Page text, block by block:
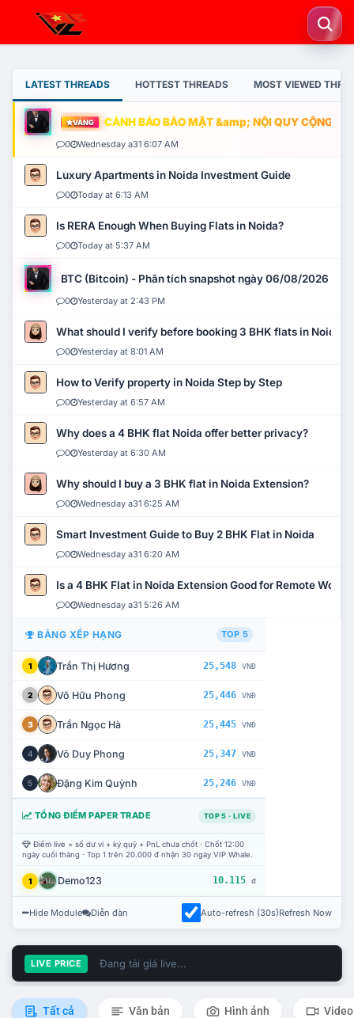
LATEST THREADS HOTTEST THREADS MOST VIEWED
VÀNG CẢNH BÁO BẢO MẬT &amp; NỘI QUY CỘNG
0 Wednesday a31 6:07 AM
Luxury Apartments in Noida Investment Guide
0 Today at 6:13 AM
Is RERA Enough When Buying Flats in Noida?
0 Today at 5:37 AM
BTC (Bitcoin) - Phân tích snapshot ngày 06/08/2026
0 Yesterday at 2:43 PM
What should I verify before booking 3 BHK flats in Noida?
0 Yesterday at 8:01 AM
How to Verify property in Noida Step by Step
0 Yesterday at 6:57 AM
Why does a 4 BHK flat Noida offer better privacy?
0 Yesterday at 6:30 AM
Why should I buy a 3 BHK flat in Noida Extension?
0 Wednesday a31 6:25 AM
Smart Investment Guide to Buy 2 BHK Flat in Noida
0 Wednesday a31 6:20 AM
Is a 4 BHK Flat in Noida Extension Good for Remote Work?
0 Wednesday a31 5:26 AM
BẢNG XẾP HẠNG TOP 5
1 Trần Thị Hương 25,548 VNĐ
2 Võ Hữu Phong 25,446 VNĐ
3 Trần Ngọc Hà 25,445 VNĐ
4 Võ Duy Phong 25,347 VNĐ
5 Đặng Kim Quỳnh 25,246 VNĐ
TỔNG ĐIỂM PAPER TRADE TOP 5 · LIVE
Điểm live = số dư ví + ký quỹ + PnL chưa chốt · Chốt 12:00
ngày cuối tháng · Top 1 trên 20.000 đ nhận 30 ngày VIP Whale.
1 Demo123 10.115 đ
Hide Module Diễn đàn Auto-refresh (30s)Refresh Now
LIVE PRICE Đang tải giá live...
Tất cả Văn bản Hình ảnh Video